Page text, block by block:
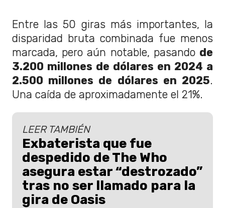
Entre las 50 giras más importantes, la
disparidad bruta combinada fue menos
marcada, pero aún notable, pasando de
3.200 millones de dólares en 2024 a
2.500 millones de dólares en 2025.
Una caída de aproximadamente el 21%.
LEER TAMBIÉN
Exbaterista que fue
despedido de The Who
asegura estar “destrozado”
tras no ser llamado para la
gira de Oasis